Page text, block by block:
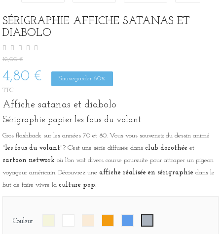
SÉRIGRAPHIE AFFICHE SATANAS ET
DIABOLO
12,00 €
4,80 € Sauvegarder 60%
TTC
Affiche satanas et diabolo
Sérigraphie papier les fous du volant
Gros flashback sur les années 70 et 80. Vous vous souvenez du dessin animé
"les fous du volant"? C'est une série diffusée dans club dorothée et
cartoon network où l'on voit divers course poursuite pour attraper un pigeon
voyageur américain. Découvrez une affiche réalisée en sérigraphie dans le
but de faire vivre la culture pop.
Couleur
cassé